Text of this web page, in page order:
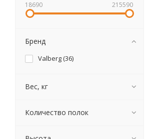
18690 215590
Бренд
Valberg (36)
Вес, кг
Количество полок